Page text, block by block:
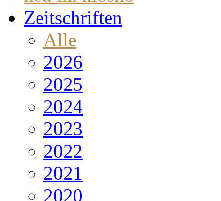
Zeitschriften
Alle
2026
2025
2024
2023
2022
2021
2020